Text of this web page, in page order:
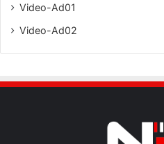
Video-Ad01
Video-Ad02